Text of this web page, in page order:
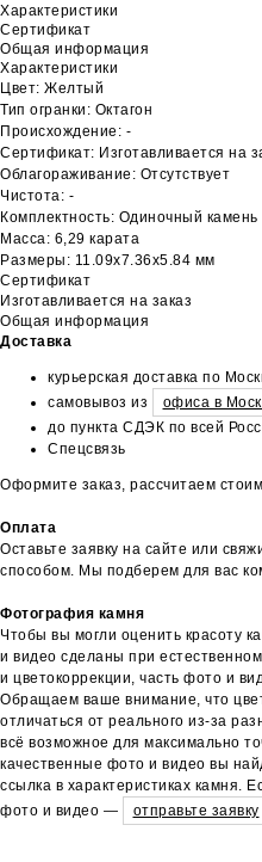
Характеристики
Сертификат
Общая информация
Характеристики
Цвет: Желтый
Тип огранки: Октагон
Происхождение: -
Сертификат: Изготавливается на
Облагораживание: Отсутствует
Чистота: -
Комплектность: Одиночный камень
Масса: 6,29 карата
Размеры: 11.09х7.36х5.84 мм
Сертификат
Изготавливается на заказ
Общая информация
Доставка
курьерская доставка по
самовывоз из
офиса в
до пункта СДЭК по всей
Спецсвязь
Оформите заказ, рассчитаем
Оплата
Оставьте заявку на сайте или
способом. Мы подберем для вас
Фотография камня
Чтобы вы могли оценить красоту
и видео сделаны при
и цветокоррекции, часть фото и
Обращаем ваше внимание, что
отличаться от реального из-за
всё возможное для максимально
качественные фото и видео вы
ссылка в характеристиках камня.
фото и видео —
отправьте заявку